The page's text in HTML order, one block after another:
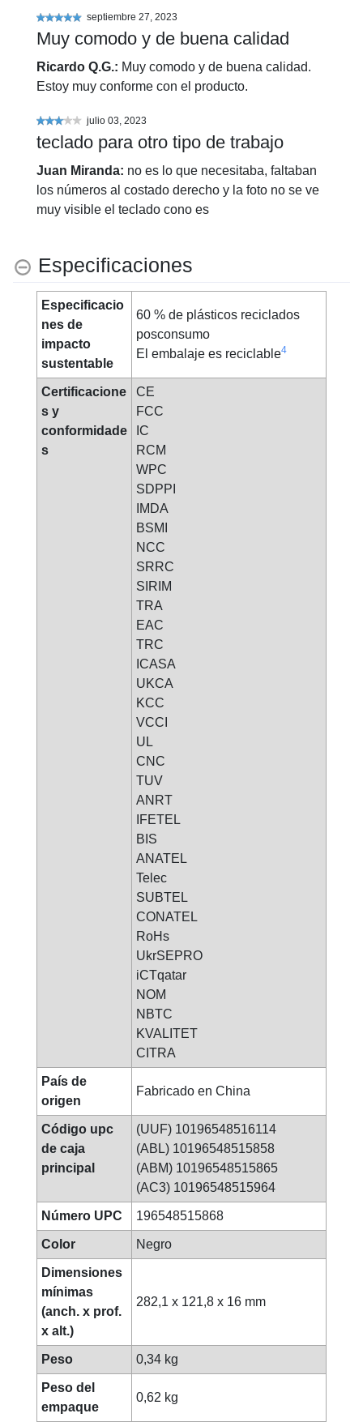
junio 11, 2024
Muy comodo y de buena calidad
Ricardo Q.G.: Muy comodo y de buena calidad.
Estoy muy conforme con el producto.
teclado para otro tipo de trabajo
Juan Miranda: no es lo que necesitaba, faltaban
los números al costado derecho y la foto no se ve
muy visible el teclado cono es
Especificaciones
Especificacio
nes de
impacto
sustentable
60 % de plásticos reciclados
posconsumo
El embalaje es reciclable4
Certificacione
s y
conformidade
s
CE
FCC
IC
RCM
WPC
SDPPI
IMDA
BSMI
NCC
SRRC
SIRIM
TRA
EAC
TRC
ICASA
UKCA
KCC
VCCI
UL
CNC
TUV
ANRT
IFETEL
BIS
ANATEL
Telec
SUBTEL
CONATEL
RoHs
UkrSEPRO
iCTqatar
NOM
NBTC
KVALITET
CITRA
País de
origen
Fabricado en China
Código upc
de caja
principal
(UUF) 10196548516114
(ABL) 10196548515858
(ABM) 10196548515865
(AC3) 10196548515964
Número UPC 196548515868
Color Negro
Dimensiones
mínimas
(anch. x prof.
x alt.)
282,1 x 121,8 x 16 mm
Peso 0,34 kg
Peso del
empaque
0,62 kg